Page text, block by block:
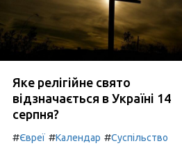
Яке релігійне свято
відзначається в Україні 14
серпня?
#Євреї #Календар #Суспільство